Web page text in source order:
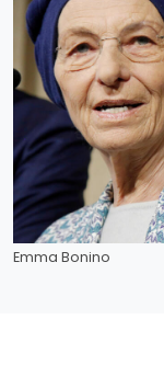
Emma Bonino